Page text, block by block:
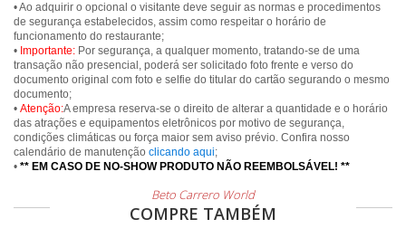
• Ao adquirir o opcional o visitante deve seguir as normas e procedimentos
de segurança estabelecidos, assim como respeitar o horário de
funcionamento do restaurante;
• Importante: Por segurança, a qualquer momento, tratando-se de uma
transação não presencial, poderá ser solicitado foto frente e verso do
documento original com foto e selfie do titular do cartão segurando o mesmo
documento;
• Atenção:A empresa reserva-se o direito de alterar a quantidade e o horário
das atrações e equipamentos eletrônicos por motivo de segurança,
condições climáticas ou força maior sem aviso prévio. Confira nosso
calendário de manutenção clicando aqui;
• ** EM CASO DE NO-SHOW PRODUTO NÃO REEMBOLSÁVEL! **
Beto Carrero World
COMPRE TAMBÉM